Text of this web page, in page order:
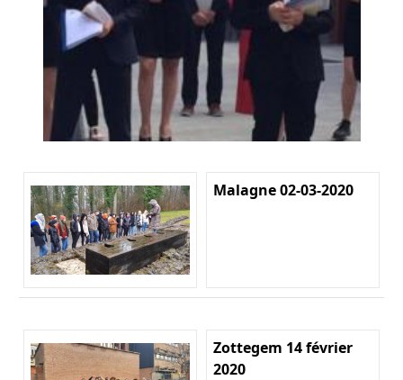
Malagne 02-03-2020
Zottegem 14 février
2020